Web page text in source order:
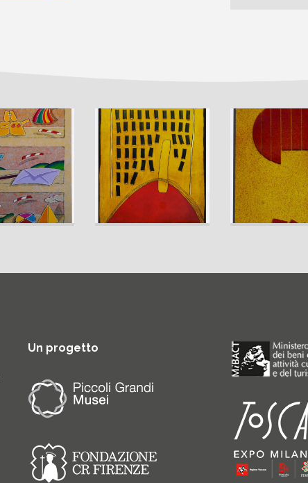
Un progetto